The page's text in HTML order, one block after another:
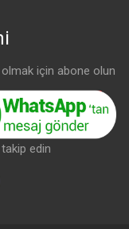
için abone olun
Abone Olun
edin